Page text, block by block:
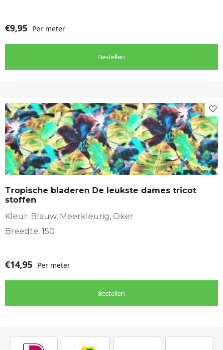
€9,95 Per meter
Bestellen
Tropische bladeren De leukste dames tricot
stoffen
Kleur: Blauw, Meerkleurig, Oker
Breedte: 150
€14,95 Per meter
Bestellen